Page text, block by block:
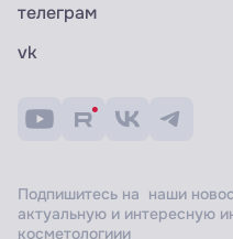
телеграм
vk
Подпишитесь на наши
актуальную и интересную
косметологиии